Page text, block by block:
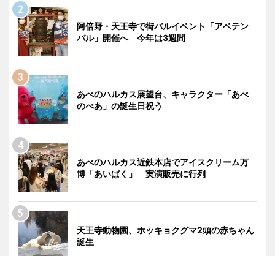
阿倍野・天王寺で街バルイベント「アベテン
バル」開催へ 今年は3週間
あべのハルカス展望台、キャラクター「あべ
のべあ」の誕生日祝う
あべのハルカス近鉄本店でアイスクリーム万
博「あいぱく」 実演販売に行列
天王寺動物園、ホッキョクグマ2頭の赤ちゃん
誕生